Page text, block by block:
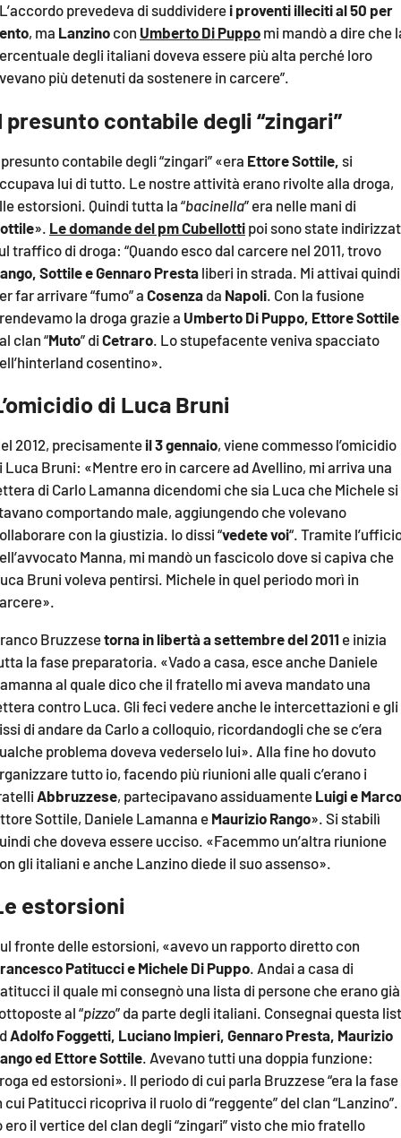
prevedeva di suddividere i proventi illeciti al 50 per
, ma Lanzino con Umberto Di Puppo mi mandò a dire che
degli italiani doveva essere più alta perché loro
più detenuti da sostenere in carcere”.
presunto contabile degli “zingari”
contabile degli “zingari” «era Ettore Sottile, si
lui di tutto. Le nostre attività erano rivolte alla droga,
estorsioni. Quindi tutta la “bacinella” era nelle mani di
». Le domande del pm Cubellotti poi sono state
traffico di droga: “Quando esco dal carcere nel 2011, trovo
Sottile e Gennaro Presta liberi in strada. Mi attivai quindi
far arrivare “fumo” a Cosenza da Napoli . Con la fusione
la droga grazie a Umberto Di Puppo, Ettore Sottile
clan “Muto” diCetraro . Lo stupefacente veniva spacciato
cosentino».
di Luca Bruni
2012, precisamente il 3 gennaio, viene commesso l’omicidio
Luca Bruni: «Mentre ero in carcere ad Avellino, mi arriva una
di Carlo Lamanna dicendomi che sia Luca che Michele si
comportando male, aggiungendo che volevano
con la giustizia. Io dissi “vedete voi“. Tramite
Manna, mi mandò un fascicolo dove si capiva che
Bruni voleva pentirsi. Michele in quel periodo morì in
Bruzzesetorna in libertà a settembre del 2011 e inizia
la fase preparatoria. «Vado a casa, esce anche Daniele
al quale dico che il fratello mi aveva mandato una
contro Luca. Gli feci vedere anche le intercettazioni e gli
di andare da Carlo a colloquio, ricordandogli che se c’era
problema doveva vederselo lui». Alla fine ho dovuto
tutto io, facendo più riunioni alle quali c’erano i
Abbruzzese, partecipavano assiduamente Luigi e
Sottile, Daniele Lamanna e Maurizio Rango». Si stabilì
che doveva essere ucciso. «Facemmo un’altra riunione
gli italiani e anche Lanzino diede il suo assenso».
estorsioni
fronte delle estorsioni, «avevo un rapporto diretto con
Patitucci e Michele Di Puppo. Andai a casa di
il quale mi consegnò una lista di persone che erano già
al “pizzo” da parte degli italiani. Consegnai questa
Adolfo Foggetti, Luciano Impieri, Gennaro Presta, Maurizio
ed Ettore Sottile. Avevano tutti una doppia funzione:
ed estorsioni». Il periodo di cui parla Bruzzese “era la fase
cui Patitucci ricopriva il ruolo di “reggente” del clan “Lanzino”.
ero il vertice del clan degli “zingari” visto che mio fratello